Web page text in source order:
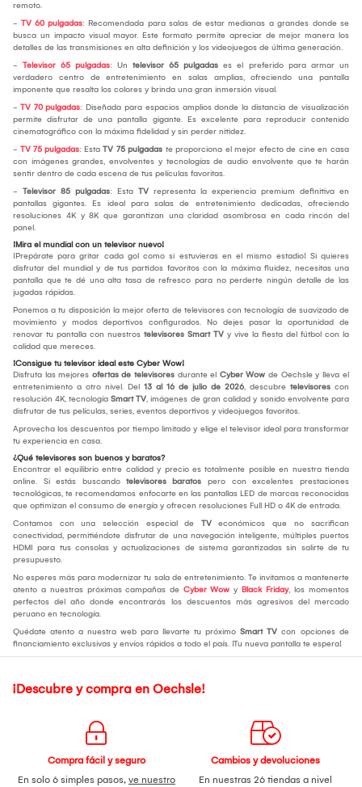
remoto.
- TV 60 pulgadas: Recomendada para salas de estar medianas a grandes donde se
busca un impacto visual mayor. Este formato permite apreciar de mejor manera los
detalles de las transmisiones en alta definición y los videojuegos de última generación.
- Televisor 65 pulgadas: Un televisor 65 pulgadas es el preferido para armar un
verdadero centro de entretenimiento en salas amplias, ofreciendo una pantalla
imponente que resalta los colores y brinda una gran inmersión visual.
- TV 70 pulgadas: Diseñada para espacios amplios donde la distancia de visualización
permite disfrutar de una pantalla gigante. Es excelente para reproducir contenido
cinematográfico con la máxima fidelidad y sin perder nitidez.
- TV 75 pulgadas: Esta TV 75 pulgadas te proporciona el mejor efecto de cine en casa
con imágenes grandes, envolventes y tecnologías de audio envolvente que te harán
sentir dentro de cada escena de tus películas favoritas.
- Televisor 85 pulgadas: Esta TV representa la experiencia premium definitiva en
pantallas gigantes. Es ideal para salas de entretenimiento dedicadas, ofreciendo
resoluciones 4K y 8K que garantizan una claridad asombrosa en cada rincón del
panel.
¡Mira el mundial con un televisor nuevo!
¡Prepárate para gritar cada gol como si estuvieras en el mismo estadio! Si quieres
disfrutar del mundial y de tus partidos favoritos con la máxima fluidez, necesitas una
pantalla que te dé una alta tasa de refresco para no perderte ningún detalle de las
jugadas rápidas.
Ponemos a tu disposición la mejor oferta de televisores con tecnología de suavizado de
movimiento y modos deportivos configurados. No dejes pasar la oportunidad de
renovar tu pantalla con nuestros televisores Smart TV y vive la fiesta del fútbol con la
calidad que mereces.
¡Consigue tu televisor ideal este Cyber Wow!
Disfruta las mejores ofertas de televisores durante el Cyber Wow de Oechsle y lleva el
entretenimiento a otro nivel. Del 13 al 16 de julio de 2026, descubre televisores con
resolución 4K, tecnología Smart TV, imágenes de gran calidad y sonido envolvente para
disfrutar de tus películas, series, eventos deportivos y videojuegos favoritos.
Aprovecha los descuentos por tiempo limitado y elige el televisor ideal para transformar
tu experiencia en casa.
¿Qué televisores son buenos y baratos?
Encontrar el equilibrio entre calidad y precio es totalmente posible en nuestra tienda
online. Si estás buscando televisores baratos pero con excelentes prestaciones
tecnológicas, te recomendamos enfocarte en las pantallas LED de marcas reconocidas
que optimizan el consumo de energía y ofrecen resoluciones Full HD o 4K de entrada.
Contamos con una selección especial de TV económicos que no sacrifican
conectividad, permitiéndote disfrutar de una navegación inteligente, múltiples puertos
HDMI para tus consolas y actualizaciones de sistema garantizadas sin salirte de tu
presupuesto.
No esperes más para modernizar tu sala de entretenimiento. Te invitamos a mantenerte
atento a nuestras próximas campañas de Cyber Wow y Black Friday, los momentos
perfectos del año donde encontrarás los descuentos más agresivos del mercado
peruano en tecnología.
Quédate atento a nuestra web para llevarte tu próximo Smart TV con opciones de
financiamiento exclusivas y envíos rápidos a todo el país. ¡Tu nueva pantalla te espera!
¡Descubre y compra en Oechsle!
Compra fácil y seguro
En solo 6 simples pasos, ve nuestro
Cambios y devoluciones
En nuestras 26 tiendas a nivel